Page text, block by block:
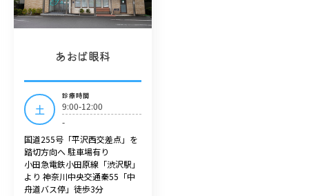
あおば眼科
土
診療時間
9:00-12:00
-
国道255号「平沢西交差点」を
踏切方向へ 駐車場有り
小田急電鉄小田原線「渋沢駅」
より 神奈川中央交通秦55「中
舟道バス停」徒歩3分